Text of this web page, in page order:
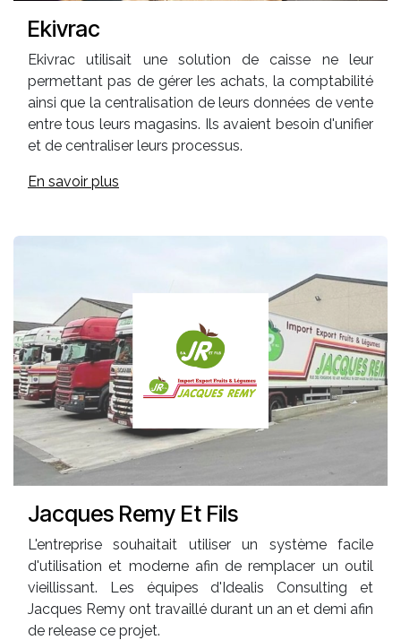
Ekivrac
Ekivrac utilisait une solution de caisse ne leur
permettant pas de gérer les achats, la comptabilité
ainsi que la centralisation de leurs données de vente
entre tous leurs magasins. Ils avaient besoin d'unifier
et de centraliser leurs processus.
En savoir plus
Jacques Remy Et Fils
L'entreprise souhaitait utiliser un système facile
d'utilisation et moderne afin de remplacer un outil
vieillissant. Les équipes d'Idealis Consulting et
Jacques Remy ont travaillé durant un an et demi afin
de release ce projet.